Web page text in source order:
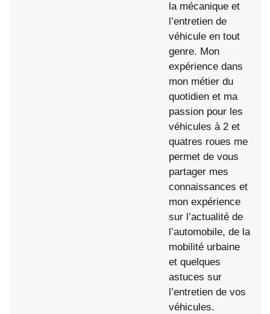
la mécanique et
l’entretien de
véhicule en tout
genre. Mon
expérience dans
mon métier du
quotidien et ma
passion pour les
véhicules à 2 et
quatres roues me
permet de vous
partager mes
connaissances et
mon expérience
sur l’actualité de
l’automobile, de la
mobilité urbaine
et quelques
astuces sur
l’entretien de vos
véhicules.